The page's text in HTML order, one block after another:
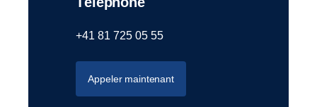
+41 81 725 05 55
Appeler maintenant